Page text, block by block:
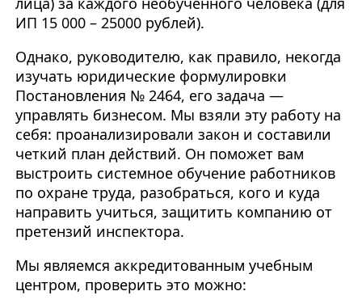
ИП 15 000 – 25000 рублей).
Однако, руководителю, как правило, некогда
изучать юридические формулировки
Постановления № 2464, его задача —
управлять бизнесом. Мы взяли эту работу на
себя: проанализировали закон и составили
четкий план действий. Он поможет вам
выстроить системное обучение работников
по охране труда, разобраться, кого и куда
направить учиться, защитить компанию от
претензий инспектора.
Мы являемся аккредитованным учебным
центром, проверить это можно: